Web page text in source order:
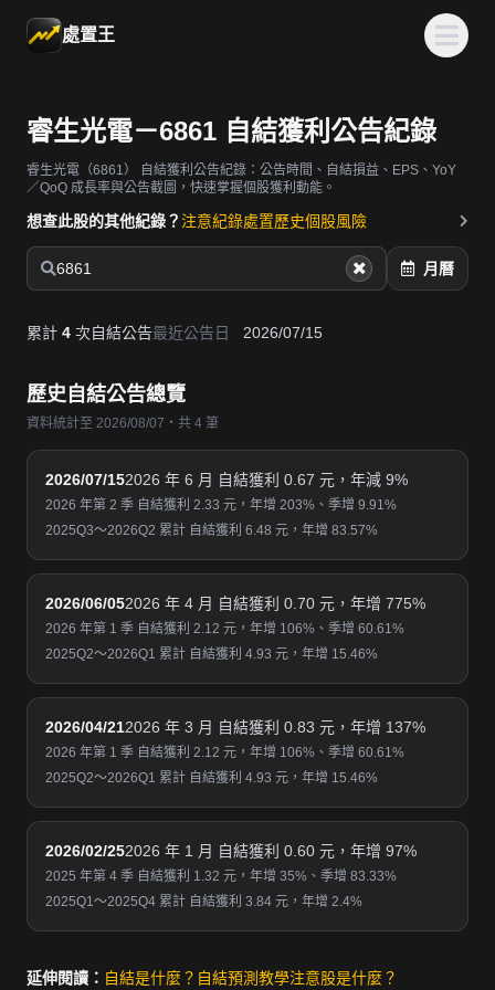
處置王
睿生光電－6861 自結獲利公告紀錄
睿生光電（6861）
自結獲利公告紀錄：公告時間、自結損益、EPS、YoY
／QoQ 成長率與公告截圖，快速掌握個股獲利動能。
想查此股的其他紀錄？ 注意紀錄處置歷史個股風險
6861 月曆
累計 4 次自結公告最近公告日 2026/07/15
歷史自結公告總覽
資料統計至 2026/08/07・共 4 筆
2026/07/152026 年 6 月 自結獲利 0.67 元，年減 9%
2026 年第 2 季 自結獲利 2.33 元，年增 203%、季增 9.91%
2025Q3～2026Q2 累計 自結獲利 6.48 元，年增 83.57%
2026/06/052026 年 4 月 自結獲利 0.70 元，年增 775%
2026 年第 1 季 自結獲利 2.12 元，年增 106%、季增 60.61%
2025Q2～2026Q1 累計 自結獲利 4.93 元，年增 15.46%
2026/04/212026 年 3 月 自結獲利 0.83 元，年增 137%
2026 年第 1 季 自結獲利 2.12 元，年增 106%、季增 60.61%
2025Q2～2026Q1 累計 自結獲利 4.93 元，年增 15.46%
2026/02/252026 年 1 月 自結獲利 0.60 元，年增 97%
2025 年第 4 季 自結獲利 1.32 元，年增 35%、季增 83.33%
2025Q1～2025Q4 累計 自結獲利 3.84 元，年增 2.4%
延伸閱讀： 自結是什麼？ 自結預測教學注意股是什麼？